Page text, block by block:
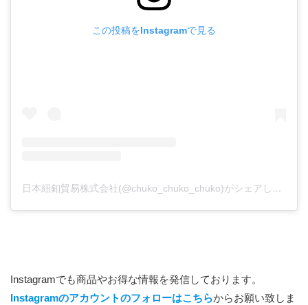
この投稿をInstagramで見る
日本紐釦貿易株式会社(@chuko_chuko_chuko)がシェアした投稿
Instagramでも商品やお得な情報を発信しております。
Instagramのアカウントのフォローはこちらからお願い致しま